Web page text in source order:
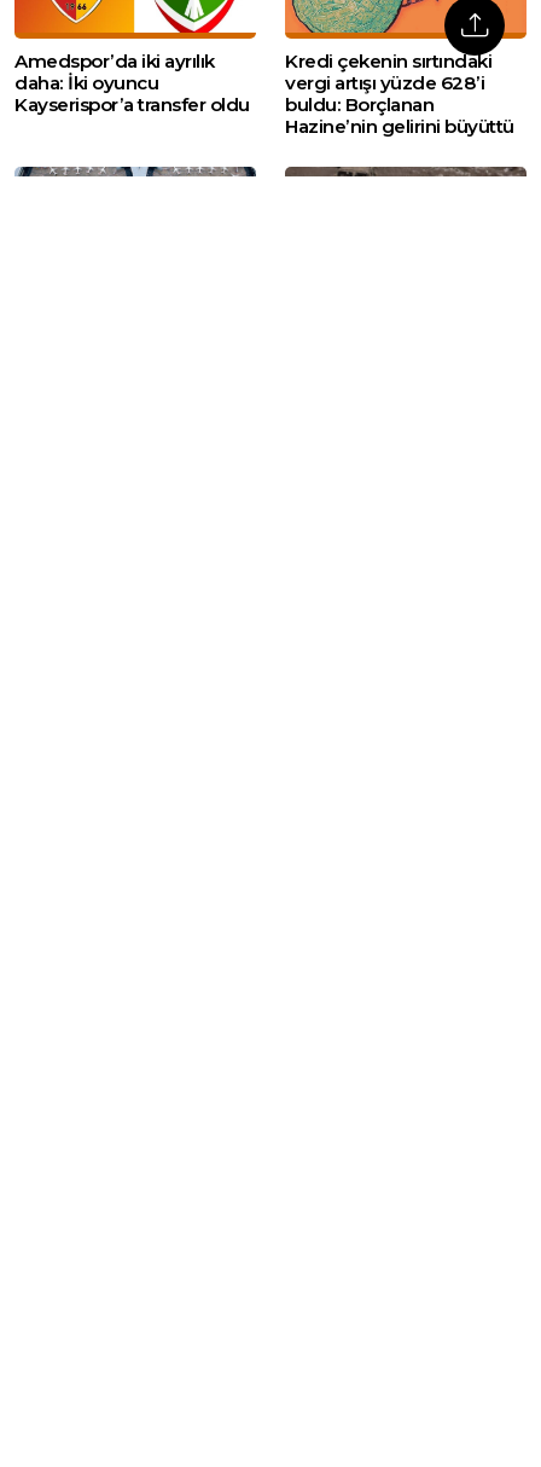
Amedspor’da iki ayrılık
daha: İki oyuncu
Kayserispor’a transfer oldu
Kredi çekenin sırtındaki
vergi artışı yüzde 628’i
buldu: Borçlanan
Hazine’nin gelirini büyüttü